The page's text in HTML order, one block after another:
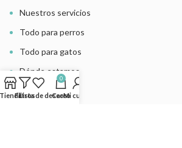
Nuestros servicios
Todo para perros
Todo para gatos
Dónde estamos
Últimas noticias
Filtros
Lista de deseos
0
CarroMi cuenta